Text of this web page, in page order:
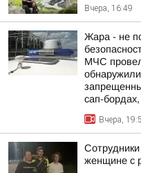
Вчера, 16:49
Жара - не
МЧС
сап-
Вчера,
женщине с